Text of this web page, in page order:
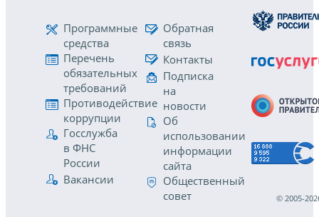
Программные
средства
Перечень
обязательных
требований
Противодействие
коррупции
Госслужба
в ФНС
России
Вакансии
Обратная
связь
Контакты
Подписка
на
новости
Об
использовании
информации
сайта
Общественный
совет
© 2005-